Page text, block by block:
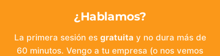
¿Hablamos?
La primera sesión es gratuita y no dura más de
60 minutos. Vengo a tu empresa (o nos vemos